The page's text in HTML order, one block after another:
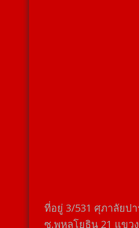
ที่อยู่​ 3/531​ ศุภาลัยป
ซ.พหลโยธิน​ 21​ แขว